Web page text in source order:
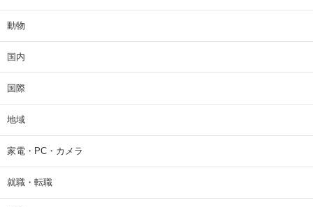
動物
国内
国際
地域
家電・PC・カメラ
就職・転職